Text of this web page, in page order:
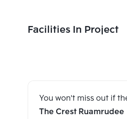
Facilities In Project
You won't miss out if
The Crest Ruamrudee